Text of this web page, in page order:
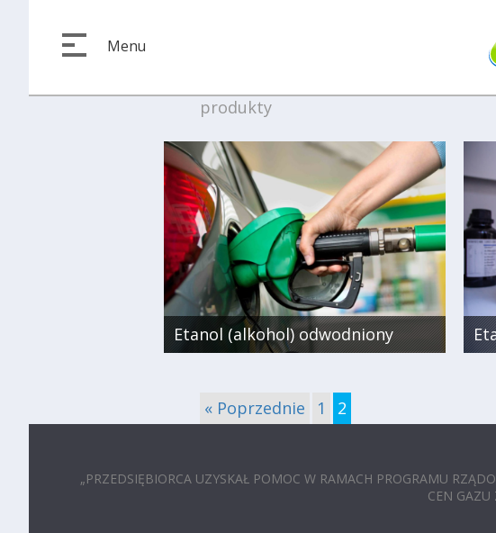
Menu
produkty
Etanol (alkohol) odwodniony
« Poprzednie 1 2
„PRZEDSIĘBIORCA UZYSKAŁ POMOC W RAMACH PROGRAMU
CEN GAZU